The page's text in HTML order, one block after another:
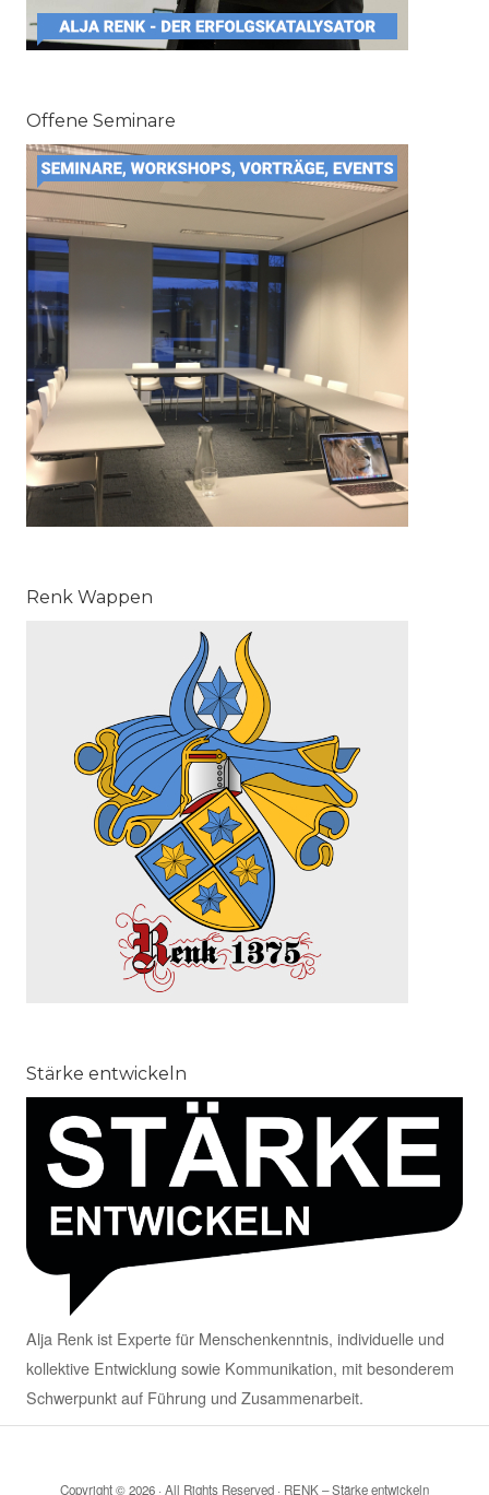
Offene Seminare
Renk Wappen
Stärke entwickeln
Alja Renk ist Experte für Menschenkenntnis, individuelle und
kollektive Entwicklung sowie Kommunikation, mit besonderem
Schwerpunkt auf Führung und Zusammenarbeit.
Copyright © 2026 · All Rights Reserved · RENK – Stärke entwickeln